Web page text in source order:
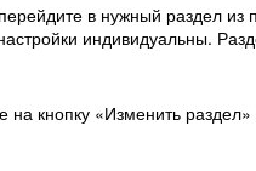
в нужный раздел из
индивидуальны.
кнопку «Изменить